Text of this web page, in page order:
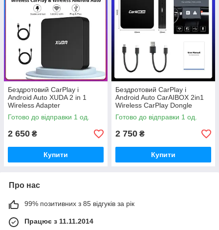
Бездротовий CarPlay і
Android Auto XUDA 2 in 1
Wireless Adapter
Готово до відправки 1 од.
2 650 ₴
Купити
Бездротовий CarPlay і
Android Auto CarAIBOX 2in1
Wireless CarPlay Dongle
Wireless
Готово до відправки 1 од.
2 750 ₴
Купити
Про нас
99% позитивних з 85 відгуків за рік
Працює з 11.11.2014